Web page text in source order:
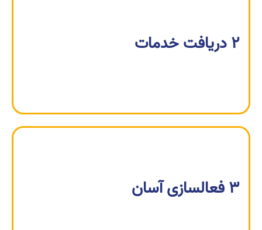
2 دریافت خدمات دسترسی به محصول یا خدمات خریداری‌شده.
3 فعالسازی آسانبا چند کلیک ساده، عضویت خود را فعال کنید و
آماده استفاده از خدمات باشید.